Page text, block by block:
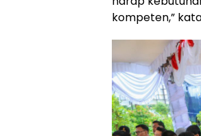
kompeten,”